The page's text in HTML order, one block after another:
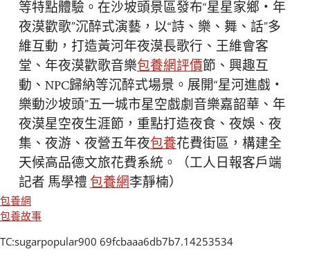
等特點體驗。在沙坡頭景區發布“星星家鄉・年
夜漠歡歌”沉醉式演藝，以“詩、樂、舞、話”多
維互動，打造黃河年夜漠長歌行、王維會客
堂、年夜漠歡歌音樂包養網評價節、興趣互
動、NPC歸納等沉醉式場景。展開“星河進戲・
樂動沙坡頭”五一城市星空戲劇音樂嘉韶華、年
夜漠星空夜生涯節，重點打造夜食、夜娛、夜
集、夜游、夜營五年夜包養花費街區，構建全
天候高品德文旅花費系統。（工人日報客戶端
記者 馬學禮 包養網李靜楠）
包養網
包養故事
TC:sugarpopular900 69fcbaaa6db7b7.14253534